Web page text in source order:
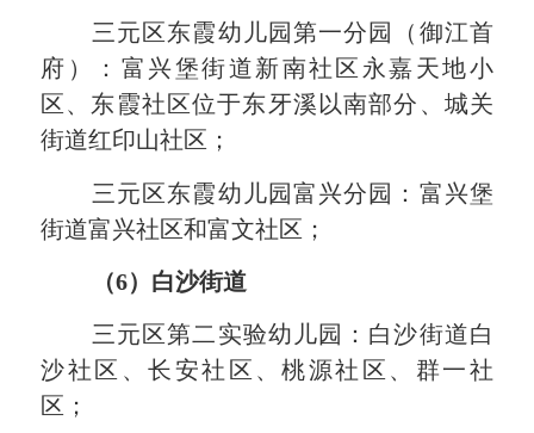
三元区东霞幼儿园第一分园
（御江首
府）
： 富 兴堡街道新南社区永嘉天地小
区、东霞社区位于东牙溪以南部分、城关
街道红印山社区 ；
三元区东霞幼儿园富兴分园 ： 富兴堡
街道富兴社区和富文社区 ；
（6）白沙街道
三元区第二实验幼儿园 ： 白沙街道白
沙社区、长安社区、桃源社区、群一社
区 ；